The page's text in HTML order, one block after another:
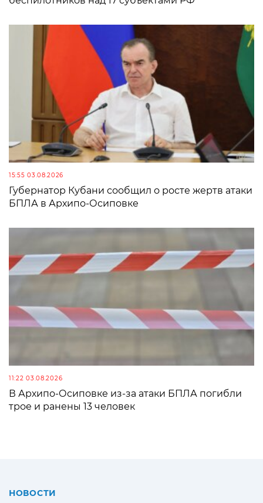
15:55 03.08.2026
Губернатор Кубани сообщил о росте жертв атаки
БПЛА в Архипо-Осиповке
11:22 03.08.2026
В Архипо-Осиповке из-за атаки БПЛА погибли
трое и ранены 13 человек
НОВОСТИ